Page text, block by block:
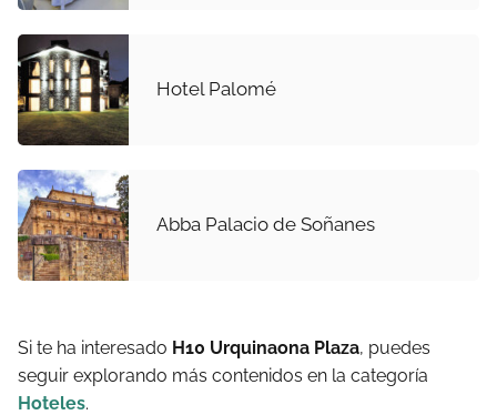
Hotel Palomé
Abba Palacio de Soñanes
Si te ha interesado H10 Urquinaona Plaza, puedes
seguir explorando más contenidos en la categoría
Hoteles.